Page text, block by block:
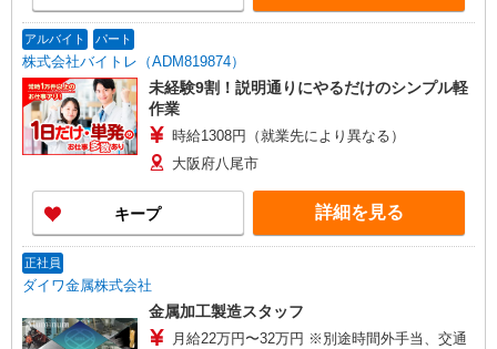
アルバイト パート
株式会社バイトレ（ADM819874）
未経験9割！説明通りにやるだけのシンプル軽
作業
時給1308円（就業先により異なる）
大阪府八尾市
キープ 詳細を見る
正社員
ダイワ金属株式会社
金属加工製造スタッフ
月給22万円〜32万円 ※別途時間外手当、交通